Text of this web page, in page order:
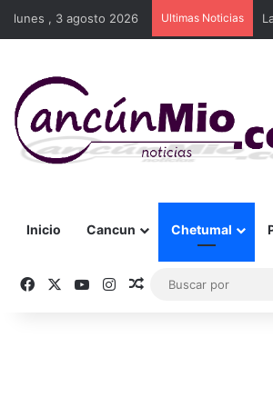
lunes , 3 agosto 2026 Ultimas Noticias
Inicio Cancun Chetumal
FacebookYouTubeInstagram
Publicación al azar